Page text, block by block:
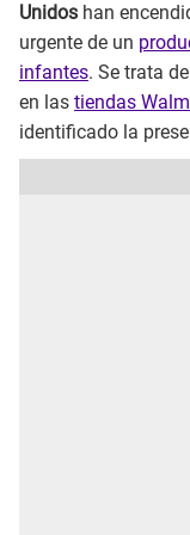
Unidos han
urgente de un
infantes. Se trata
en las tiendas
identificado la